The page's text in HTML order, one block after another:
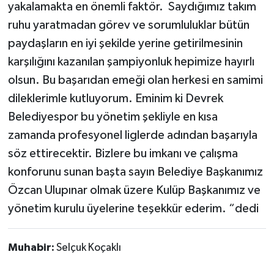
yakalamakta en önemli faktör. Saydığımız takım
ruhu yaratmadan görev ve sorumluluklar bütün
paydaşların en iyi şekilde yerine getirilmesinin
karşılığını kazanılan şampiyonluk hepimize hayırlı
olsun. Bu başarıdan emeği olan herkesi en samimi
dileklerimle kutluyorum. Eminim ki Devrek
Belediyespor bu yönetim şekliyle en kısa
zamanda profesyonel liglerde adından başarıyla
söz ettirecektir. Bizlere bu imkanı ve çalışma
konforunu sunan başta sayın Belediye Başkanımız
Özcan Ulupınar olmak üzere Kulüp Başkanımız ve
yönetim kurulu üyelerine teşekkür ederim. “dedi
Muhabir: Selçuk Koçaklı
Sağlık
SİYASET
Spor
Ulusal